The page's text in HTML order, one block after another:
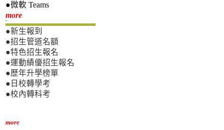
●微軟 Teams
more新生專區
●新生報到
●招生管道名額
●特色招生報名
●運動績優招生報名
●歷年升學榜單
●日校轉學考
●校內轉科考
more